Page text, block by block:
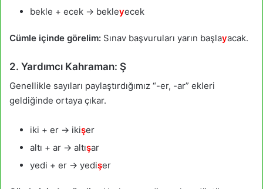
bekle + ecek → bekleyecek
Cümle içinde görelim: Sınav başvuruları yarın başlayacak.
2. Yardımcı Kahraman: Ş
Genellikle sayıları paylaştırdığımız “-er, -ar” ekleri
geldiğinde ortaya çıkar.
iki + er → ikişer
altı + ar → altışar
yedi + er → yedişer